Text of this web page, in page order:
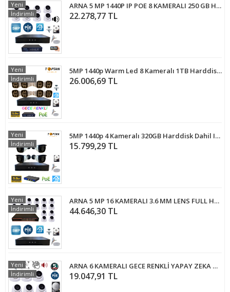
ARNA 5 MP 1440P IP POE 8 KAMERALI 250 GB HARDDİSK DAHİL İÇ MEKAN GÜVENLİK KAMERA SETİ - ST582501
22.278,77 TL
Yeni
İndirimli
5MP 1440p Warm Led 8 Kameralı 1TB Harddisk Dahil IP Poe Güvenlik Kamerası Seti - ST-581TBW
26.006,69 TL
Yeni
İndirimli
5MP 1440p 4 Kameralı 320GB Harddisk Dahil IP Poe Güvenlik Kamerası Seti - ST-54320
15.799,29 TL
Yeni
İndirimli
ARNA 5 MP 16 KAMERALI 3.6 MM LENS FULL HD 1 TB HDD DAHİL IP POE GÜVENLİK KAMERA SETİ - ST51611
44.646,30 TL
Yeni
İndirimli
ARNA 6 KAMERALI GECE RENKLİ YAPAY ZEKA GERÇEK 5 MP 250 GB HDD DAHİL İÇ MEKAN GÜVENLİK SETİ - ST65250
19.047,91 TL
Yeni
İndirimli